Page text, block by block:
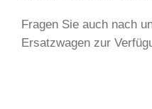
Fragen Sie auch nach
Ersatzwagen zur